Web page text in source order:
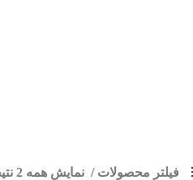
فیلتر محصولات نمایش همه 2 نتیجه